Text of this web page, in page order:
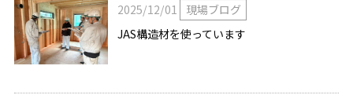
2025/12/01
現場ブログ
JAS構造材を使っています